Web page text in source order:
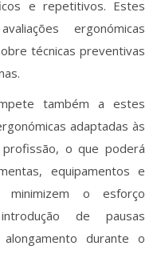
e repetitivos. Estes
ergonómicas
técnicas preventivas
também a estes
adaptadas às
o que poderá
equipamentos e
o esforço
de pausas
durante o